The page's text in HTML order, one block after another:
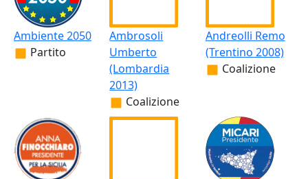
Ambiente 2050
Partito
Ambrosoli
Umberto
(Lombardia
2013)
Coalizione
Andreolli Remo
(Trentino 2008)
Coalizione